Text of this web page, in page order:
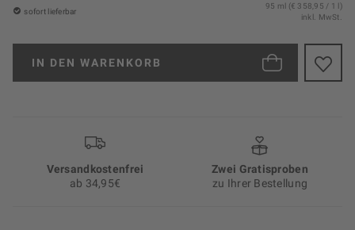
sofort lieferbar
95 ml (€ 358,95 / 1 l)
inkl. MwSt.
IN DEN WARENKORB
Versand­kosten­frei
ab 34,95€
Zwei Gratisproben
zu Ihrer Bestellung